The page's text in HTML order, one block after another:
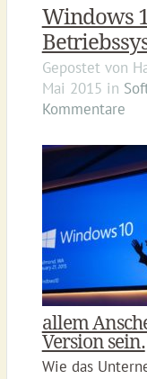
Windows
Gepostet von
Mai 2015 in
Kommentare
allem
Version sein.
Wie das